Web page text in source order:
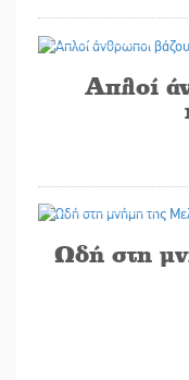
Απλοί
Ωδή στη